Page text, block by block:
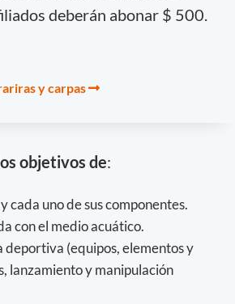
deberán abonar $ 500.
y carpas
objetivos de:
cada uno de sus componentes.
con el medio acuático.
deportiva (equipos, elementos y
lanzamiento y manipulación